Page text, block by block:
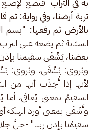
به في التراب -فيضع
تربة أرضنا، وفي رواية:
بالأرض ثم رفعها: "بسم
السبّابة ثم يضعه على
بعضنا، يَشْفَى سقيمنا بإذن
ويُروى: يُشْفَى، ويُروى:
لأنها إذا أُخِذَت أنها
السقيمُ بمعنى يُعافى،
وأَشْفَى بمعنى أورد الهلكة
سقيمُنا بإذن ربنا" -جلَّ